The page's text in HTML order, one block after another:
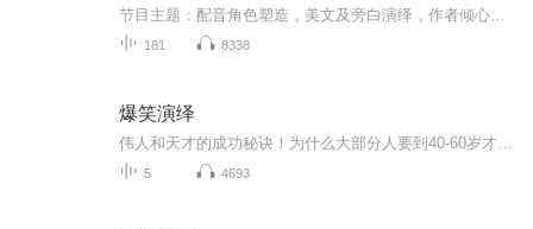
181 8338
爆笑演绎
5 4693